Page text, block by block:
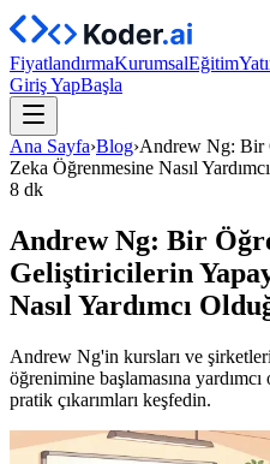
FiyatlandırmaKurumsalEğitim
Giriş YapBaşla
Ana Sayfa›Blog›Andrew Ng: Bir
Zeka Öğrenmesine Nasıl
8 dk
Andrew Ng: Bir
Geliştiricilerin
Nasıl Yardımcı
Andrew Ng'in kursları ve
öğrenimine başlamasına
pratik çıkarımları keşfedin.